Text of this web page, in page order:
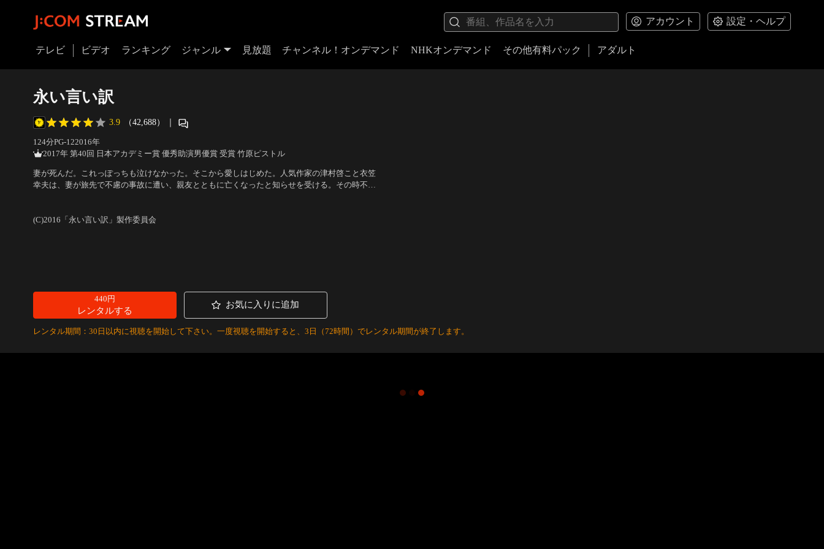
アカウント 設定・ヘルプ
テレビ ビデオ ランキング ジャンル 見放題 チャンネル！オンデマンド NHKオンデマンド その他有料パック アダルト
永い言い訳
3.9 （42,688） ｜
124分PG-122016年
2017年 第40回 日本アカデミー賞 優秀助演男優賞 受賞 竹原ピストル
妻が死んだ。これっぽっちも泣けなかった。そこから愛しはじめた。人気作家の津村啓こと衣笠
幸夫は、妻が旅先で不慮の事故に遭い、親友とともに亡くなったと知らせを受ける。その時不倫
(C)2016「永い言い訳」製作委員会
440円
レンタルする
お気に入りに追加
レンタル期間：30日以内に視聴を開始して下さい。一度視聴を開始すると、3日（72時間）でレンタル期間が終了します。